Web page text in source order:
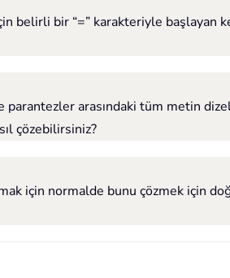
belirli bir “=” karakteriyle başlayan
arasındaki tüm metin
çözebilirsiniz?
için normalde bunu çözmek için